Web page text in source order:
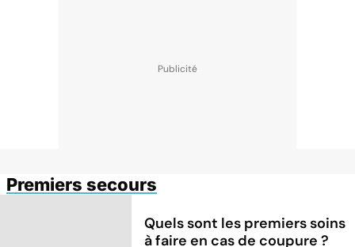
Premiers secours
Quels sont les premiers soins
à faire en cas de coupure ?